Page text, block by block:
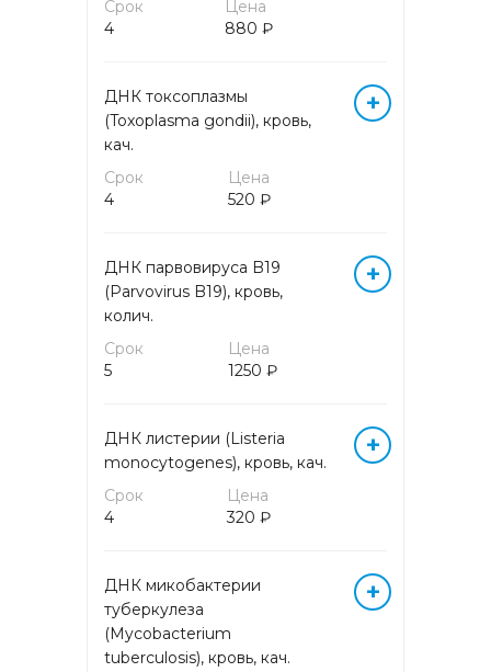
ГОРМОНЫ КРОВИ
ГОРМОНЫ МОЧИ
ЖИДКОСТНАЯ ЦИТОЛОГИЯ
ИЗОСЕРОЛОГИЯ
ИССЛЕДОВАНИЯ
КОМПЛЕКСНАЯ ОЦЕНКА
ОКСИДАТИВНОГО СТРЕССА
КРОВИ НА АМИНОКИСЛОТЫ
ЛЕКАРСТВЕННЫЙ
МОНИТОРИНГ
Срок
4
Цена
880 ₽
ДНК токсоплазмы
(Toxoplasma gondii), кровь,
кач.
Срок
4
Цена
520 ₽
+
ДНК парвовируса B19
(Parvovirus B19), кровь,
колич.
Срок
5
Цена
1250 ₽
+
ДНК листерии (Listeria
monocytogenes), кровь, кач.
Срок
4
Цена
320 ₽
+
ДНК микобактерии
туберкулеза
(Mycobacterium
tuberculosis), кровь, кач.
+